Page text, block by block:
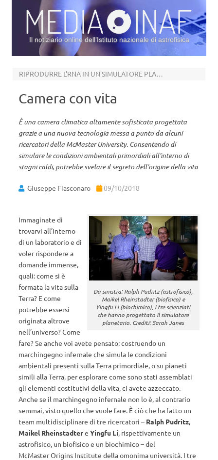
Il notiziario online dell’Istituto nazionale di astrofisica
RIPRODURRE L’RNA IN UN SIMULATORE PLANETARIO
Camera con vita
È una camera climatica altamente sofisticata progettata
grazie a una nuova tecnologia messa a punto da alcuni
ricercatori della McMaster University. Consentendo di
simulare le condizioni ambientali primordiali all'interno di
stagni caldi, potrebbe svelare il segreto dell’origine della vita
Giuseppe Fiasconaro 09/10/2018
Da sinistra: Ralph Pudritz (astrofisico),
Maikel Rheinstadter (biofisico) e
Yingfu Li (biochimico), i tre scienziati
che hanno progettato il simulatore
planetario. Crediti: Sarah Janes
Immaginate di
trovarvi all’interno
di un laboratorio e di
voler rispondere a
domande immense,
quali: come si è
formata la vita sulla
Terra? E come
potrebbe essersi
originata altrove
nell’universo? Come
fare? Se anche voi avete pensato: costruendo un
marchingegno infernale che simula le condizioni
ambientali presenti sulla Terra primordiale, o su pianeti
simili alla Terra, per esplorare come sono stati assemblati
gli elementi costitutivi della vita, ci avete azzeccato.
Anche se il marchingegno infernale non lo è, al contrario
semmai, visto quello che vuole fare. È ciò che ha fatto un
team multidisciplinare di tre ricercatori – Ralph Pudritz,
Maikel Rheinstadtere Yingfu Li, rispettivamente un
astrofisico, un biofisico e un biochimico – del
McMaster Origins Institute della omonima università. I tre